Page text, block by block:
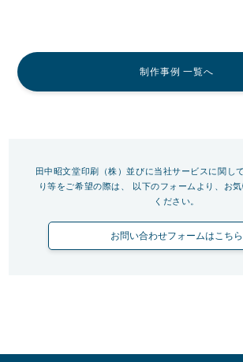
制作事例 一覧へ
田中昭文堂印刷（株）並びに当社サービスに関し
り等をご希望の際は、
以下のフォームより、お
ください。
お問い合わせフォームはこちら